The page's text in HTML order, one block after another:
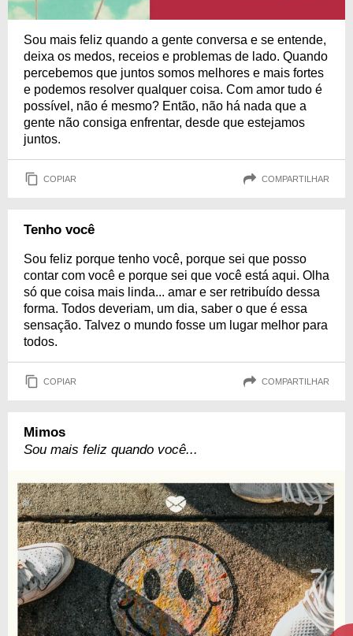
Sou mais feliz quando a gente conversa e se entende,
deixa os medos, receios e problemas de lado. Quando
percebemos que juntos somos melhores e mais fortes
e podemos resolver qualquer coisa. Com amor tudo é
possível, não é mesmo? Então, não há nada que a
gente não consiga enfrentar, desde que estejamos
juntos.
COPIAR COMPARTILHAR
Tenho você
Sou feliz porque tenho você, porque sei que posso
contar com você e porque sei que você está aqui. Olha
só que coisa mais linda... amar e ser retribuído dessa
forma. Todos deveriam, um dia, saber o que é essa
sensação. Talvez o mundo fosse um lugar melhor para
todos.
COPIAR COMPARTILHAR
Mimos
Sou mais feliz quando você...